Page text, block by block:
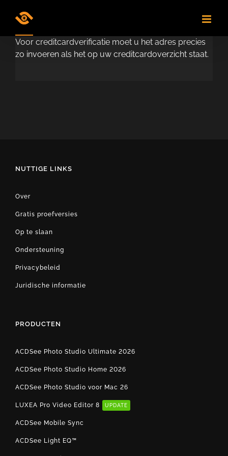
Voor creditcardverificatie moet u het adres precies
zo invoeren als het op uw creditcardoverzicht staat.
NUTTIGE LINKS
Over
Gratis proefversies
Op te slaan
Ondersteuning
Privacybeleid
Juridische informatie
PRODUCTEN
ACDSee Photo Studio Ultimate 2026
ACDSee Photo Studio Home 2026
ACDSee Photo Studio voor Mac 26
LUXEA Pro Video Editor 8 UPDATE
ACDSee Mobile Sync
ACDSee Light EQ™